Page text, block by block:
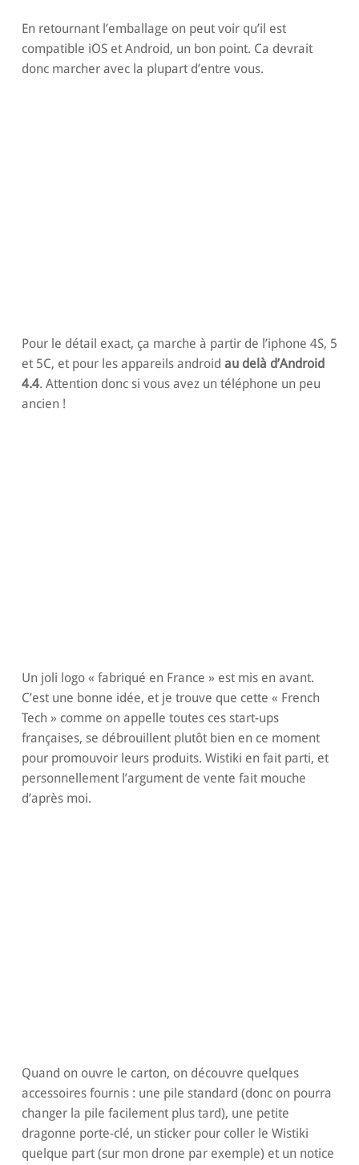
En retournant l’emballage on peut voir qu’il est
compatible iOS et Android, un bon point. Ca devrait
donc marcher avec la plupart d’entre vous.
Pour le détail exact, ça marche à partir de l’iphone 4S, 5
et 5C, et pour les appareils android au delà d’Android
4.4. Attention donc si vous avez un téléphone un peu
ancien !
Un joli logo « fabriqué en France » est mis en avant.
C’est une bonne idée, et je trouve que cette « French
Tech » comme on appelle toutes ces start-ups
françaises, se débrouillent plutôt bien en ce moment
pour promouvoir leurs produits. Wistiki en fait parti, et
personnellement l’argument de vente fait mouche
d’après moi.
Quand on ouvre le carton, on découvre quelques
accessoires fournis : une pile standard (donc on pourra
changer la pile facilement plus tard), une petite
dragonne porte-clé, un sticker pour coller le Wistiki
quelque part (sur mon drone par exemple) et un notice